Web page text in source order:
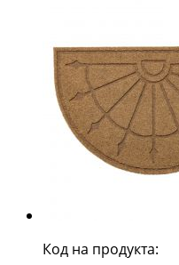
Код на продукта: